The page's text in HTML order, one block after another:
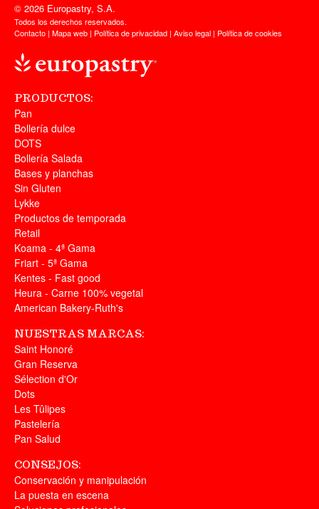
© 2026 Europastry, S.A.
Todos los derechos reservados.
Contacto | Mapa web | Política de privacidad | Aviso legal | Política de cookies
PRODUCTOS:
Pan
Bollería dulce
DOTS
Bollería Salada
Bases y planchas
Sin Gluten
Lykke
Productos de temporada
Retail
Koama - 4ª Gama
Friart - 5ª Gama
Kentes - Fast good
Heura - Carne 100% vegetal
American Bakery-Ruth's
NUESTRAS MARCAS:
Saint Honoré
Gran Reserva
Sélection d'Or
Dots
Les Tûlipes
Pastelería
Pan Salud
CONSEJOS:
Conservación y manipulación
La puesta en escena